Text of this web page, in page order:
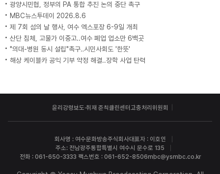
광양시민협, 정부의 PA 통합 추진 논의 중단 촉구
MBC뉴스투데이 2026.8.6
제 7회 섬의 날 행사, 여수 엑스포장 6-9일 개최
산단 침체, 고물가 이중고..여수 폐업 업소만 6백곳
"의대-병원 동시 설립"촉구‥시민사회도 '한뜻'
해상 케이블카 공익 기부 약정 해결..장학 사업 탄력
윤리강령 보도·취재 준칙클린센터 고충처리위원회
회사명 : 여수문화방송주식회사대표자 : 이호인
주소: 전남광주통합특별시 여수시 문수로 135
전화 : 061-650-3333 팩스번호 : 061-652-8506mbc@ysmbc.co.kr